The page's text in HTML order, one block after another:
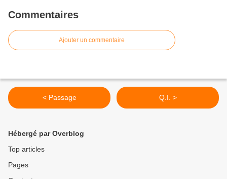
Commentaires
Ajouter un commentaire
< Passage Q.I. >
Hébergé par Overblog
Top articles
Pages